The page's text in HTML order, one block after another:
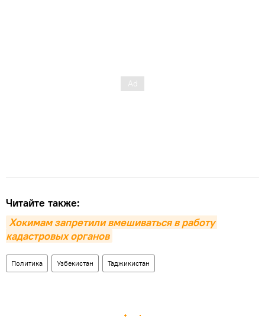
Читайте также:
Хокимам запретили вмешиваться в работу
кадастровых органов
Политика Узбекистан Таджикистан